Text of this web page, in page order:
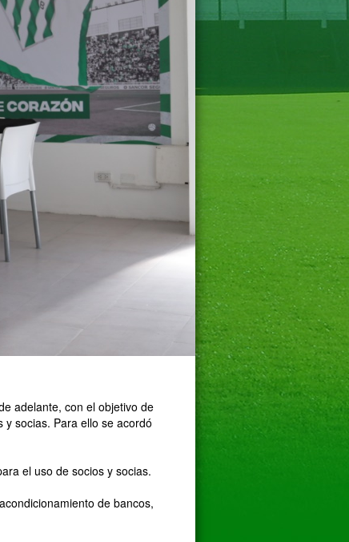
adelante, con el objetivo de
socias. Para ello se acordó
el uso de socios y socias.
de bancos,